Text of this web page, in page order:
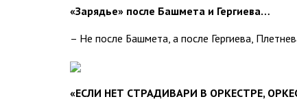
«Зарядье» после Башмета и Гергиева…
– Не после Башмета, а после Гергиева,
«ЕСЛИ НЕТ СТРАДИВАРИ В ОРКЕСТРЕ,